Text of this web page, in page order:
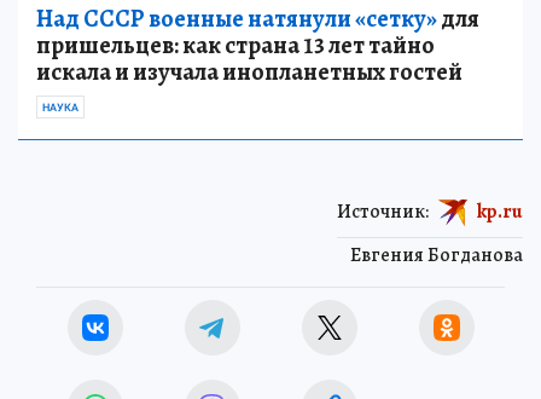
Над СССР военные натянули «сетку»для
пришельцев: как страна 13 лет тайно
искала и изучала инопланетных гостей
НАУКА
Евгения Богданова
Источник: kp.ru